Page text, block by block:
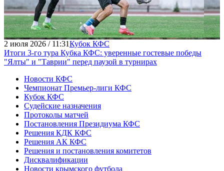
2 июля 2026 / 11:31Кубок КФС
Итоги 3-го тура Кубка КФС: уверенные гостевые победы
"Ялты" и "Таврии" перед паузой в турнирах
Новости КФС
Чемпионат Премьер-лиги КФС
Кубок КФС
Судейские назначения
Протоколы матчей
Постановления Президиума КФС
Решения КДК КФС
Решения АК КФС
Решения и постановления комитетов
Дисквалификации
Новости крымского футбола